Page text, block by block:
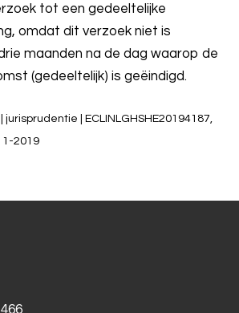
tot een gedeeltelijke
omdat dit verzoek niet is
maanden na de dag waarop de
(gedeeltelijk) is geëindigd.
| ECLINLGHSHE20194187,
2019